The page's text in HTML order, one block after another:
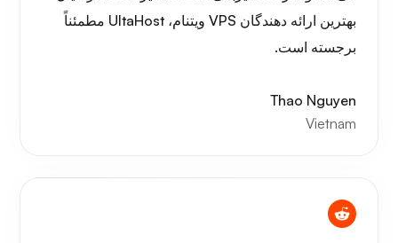
بهترین ارائه دهندگان VPS ویتنام، UltaHost مطمئناً
برجسته است.
Thao Nguyen
Vietnam